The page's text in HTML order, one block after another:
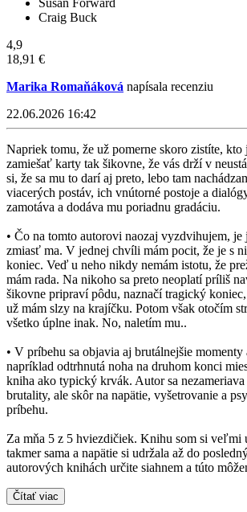
Susan Forward
Craig Buck
4,9
18,91 €
Marika Romaňáková napísala recenziu
22.06.2026 16:42
Napriek tomu, že už pomerne skoro zistíte, kto
zamiešať karty tak šikovne, že vás drží v
si, že sa mu to darí aj preto, lebo tam
viacerých postáv, ich vnútorné postoje a
zamotáva a dodáva mu poriadnu gradáciu.
• Čo na tomto autorovi naozaj vyzdvihujem, je
zmiasť ma. V jednej chvíli mám pocit, že je s
koniec. Veď u neho nikdy nemám istotu, že
mám rada. Na nikoho sa preto neoplatí príliš
šikovne pripraví pôdu, naznačí tragický
už mám slzy na krajíčku. Potom však otočím
všetko úplne inak. No, naletím mu..
• V príbehu sa objavia aj brutálnejšie momenty
napríklad odtrhnutá noha na druhom konci
kniha ako typický krvák. Autor sa
brutality, ale skôr na napätie, vyšetrovanie a
príbehu.
Za mňa 5 z 5 hviezdičiek. Knihu som si veľmi
takmer sama a napätie si udržala až do
autorových knihách určite siahnem a túto
Čítať viac